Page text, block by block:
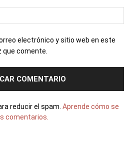
electrónico y sitio web en este
que comente.
reducir el spam. Aprende cómo se
comentarios.